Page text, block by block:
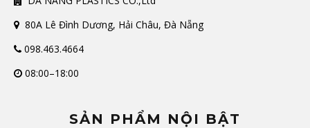
80A Lê Đình Dương, Hải Châu, Đà Nẵng
098.463.4664
08:00–18:00
SẢN PHẨM NỘI BẬT